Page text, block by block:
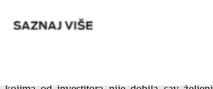
budžetskog deficita Federacije